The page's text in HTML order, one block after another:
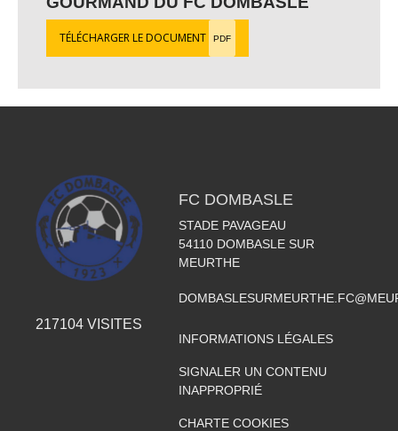
TÉLÉCHARGER LE DOCUMENT PDF
217104 VISITES
FC DOMBASLE
STADE PAVAGEAU
54110 DOMBASLE SUR
MEURTHE
INFORMATIONS LÉGALES
SIGNALER UN CONTENU
INAPPROPRIÉ
CHARTE COOKIES